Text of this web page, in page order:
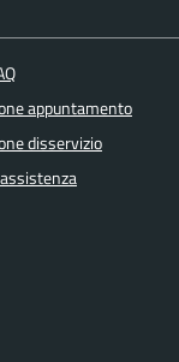
appuntamento
disservizio